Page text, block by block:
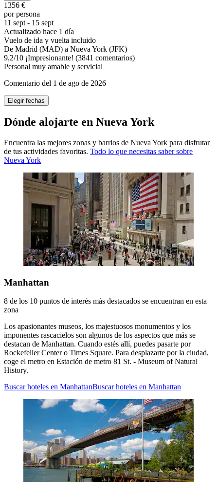
1356 €
por persona
11 sept - 15 sept
Actualizado hace 1 día
Vuelo de ida y vuelta incluido
De Madrid (MAD) a Nueva York (JFK)
9,2/10 ¡Impresionante! (3841 comentarios)
Personal muy amable y servicial
Comentario del 1 de ago de 2026
Elegir fechas
Dónde alojarte en Nueva York
Encuentra las mejores zonas y barrios de Nueva York para disfrutar
de tus actividades favoritas. Todo lo que necesitas saber sobre
Nueva York
Manhattan
8 de los 10 puntos de interés más destacados se encuentran en esta
zona
Los apasionantes museos, los majestuosos monumentos y los
imponentes rascacielos son algunos de los aspectos que más se
destacan de Manhattan. Cuando estés allí, puedes pasarte por
Rockefeller Center o Times Square. Para desplazarte por la ciudad,
coge el metro en Estación de metro 81 St. - Museum of Natural
History.
Buscar hoteles en ManhattanBuscar hoteles en Manhattan